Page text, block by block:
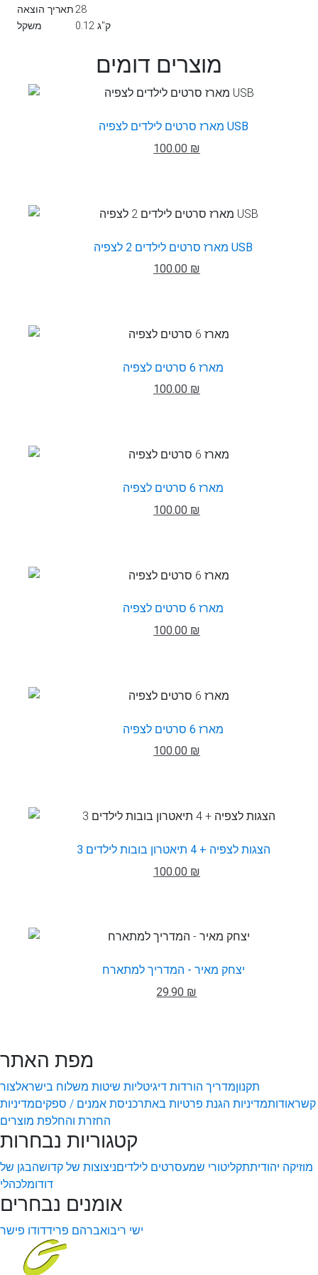
תאריך הוצאה28
משקל
0.12 ק"ג
מוצרים דומים
מארז סרטים לילדים לצפיה USB
100.00 ₪
מארז סרטים לילדים 2 לצפיה USB
100.00 ₪
מארז 6 סרטים לצפיה
100.00 ₪
מארז 6 סרטים לצפיה
100.00 ₪
מארז 6 סרטים לצפיה
100.00 ₪
מארז 6 סרטים לצפיה
100.00 ₪
3 הצגות לצפיה + 4 תיאטרון בובות לילדים
100.00 ₪
יצחק מאיר - המדריך למתארח
29.90 ₪
מפת האתר
תקנוןמדריך הורדות דיגיטליות שיטות משלוח בישראלצור
קשראודותמדיניות הגנת פרטיות באתרכניסת אמנים / ספקיםמדיניות
החזרת והחלפת מוצרים
קטגוריות נבחרות
מוזיקה יהודיתתקליטורי שמעסרטים לילדיםניצוצות של קדושהבגן של
דודומלכהלי
אומנים נבחרים
ישי ריבואברהם פרידדודו פישר